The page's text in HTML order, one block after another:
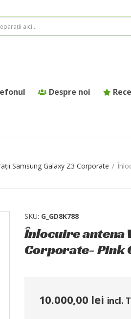
Despre noi
Samsung Galaxy Z3 Corporate /
SKU: G_GD8K788
Înlocuire antena
Corporate- Pink
10.000,00 lei incl.